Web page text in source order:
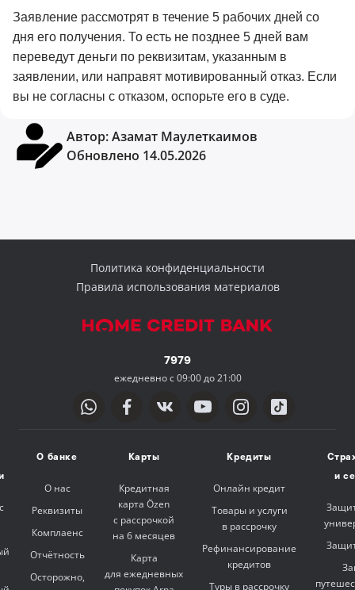
Заявление рассмотрят в течение 5 рабочих дней со
дня его получения. То есть не позднее 5 дней вам
переведут деньги по реквизитам, указанным в
заявлении, или направят мотивированный отказ. Если
вы не согласны с отказом, оспорьте его в суде.
Автор:Азамат Маулеткаимов
Обновлено 14.05.2026
Политика конфиденциальности
Правила использования материалов
7979
ежедневно с 09:00 до 21:00
О банке
О нас
Реквизиты
Комплаенс
Отчётность
Осторожно,
Карты
Кредитная
карта Özen
с рассрочкой
на 6 месяцев
Карта
для ежедневных
Кредиты
Онлайн кредит
Товары и услуги
в рассрочку
Рефинансирование
кредитов
Туры в рассрочку
и